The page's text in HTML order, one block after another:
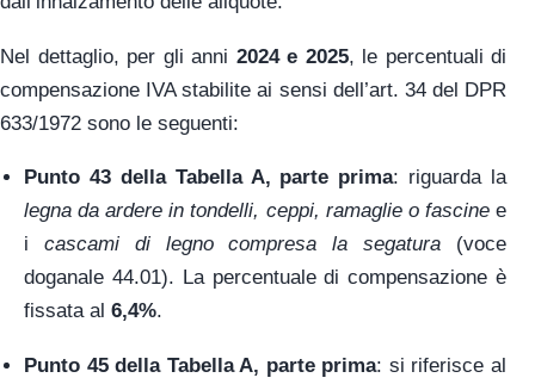
Nel dettaglio, per gli anni 2024 e 2025, le percentuali di
compensazione IVA stabilite ai sensi dell’art. 34 del DPR
633/1972 sono le seguenti:
Punto 43 della Tabella A, parte prima: riguarda la
legna da ardere in tondelli, ceppi, ramaglie o fascinee
i cascami di legno compresa la segatura (voce
doganale 44.01). La percentuale di compensazione è
fissata al 6,4%.
Punto 45 della Tabella A, parte prima: si riferisce al